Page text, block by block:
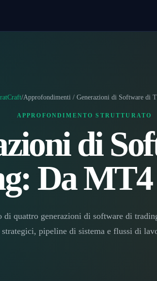
/Approfondimenti / Generazioni di Software di
APPROFONDIMENTO STRUTTURATO
di
Da
di quattro generazioni di software di
pipeline di sistema e flussi di